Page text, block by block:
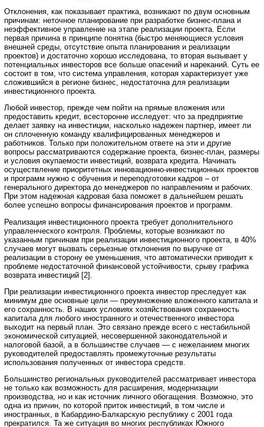
Отклонения, как показывает практика, возникают по двум основным
причинам: неточное планирование при разработке бизнес-плана и
неэффективное управление на этапе реализации проекта. Если
первая причина в принципе понятна (быстро меняющиеся условия
внешней среды, отсутствие опыта планирования и реализации
проектов) и достаточно хорошо исследована, то вторая вызывает у
потенциальных инвесторов все больше опасений и нареканий. Суть ее
состоит в том, что система управления, которая характеризует уже
сложившийся в регионе бизнес, недостаточна для реализации
инвестиционного проекта.
Любой инвестор, прежде чем пойти на прямые вложения или
предоставить кредит, всесторонне исследует: что за предприятие
делает заявку на инвестиции, насколько надежен партнер, имеет ли
он сплоченную команду квалифицированных менеджеров и
работников. Только при положительном ответе на эти и другие
вопросы рассматриваются содержание проекта, бизнес-план, размеры
и условия окупаемости инвестиций, возврата кредита. Начинать
осуществление приоритетных инновационно-инвестиционных проектов
и программ нужно с обучения и переподготовки кадров – от
генерального директора до менеджеров по направлениям и рабочих.
При этом надежная кадровая база поможет в дальнейшем решать
более успешно вопросы финансирования проектов и программ.
Реализация инвестиционного проекта требует дополнительного
управленческого контроля. Проблемы, которые возникают по
указанным причинам при реализации инвестиционного проекта, в 40%
случаев могут вызвать серьезные отклонения по выручке от
реализации в сторону ее уменьшения, что автоматически приводит к
проблеме недостаточной финансовой устойчивости, срыву графика
возврата инвестиций [2].
При реализации инвестиционного проекта инвестор преследует как
минимум две основные цели — преумножение вложенного капитала и
его сохранность. В наших условиях хозяйствования сохранность
капитала для любого иностранного и отечественного инвестора
выходит на первый план. Это связано прежде всего с нестабильной
экономической ситуацией, несовершенной законодательной и
налоговой базой, а в большинстве случаев — с нежеланием многих
руководителей предоставлять промежуточные результаты
использования полученных от инвестора средств.
Большинство региональных руководителей рассматривает инвестора
не только как возможность для расширения, модернизации
производства, но и как источник личного обогащения. Возможно, это
одна из причин, по которой приток инвестиций, в том числе и
иностранных, в Кабардино-Балкарскую республику с 2001 года
прекратился. Та же ситуация во многих республиках Южного